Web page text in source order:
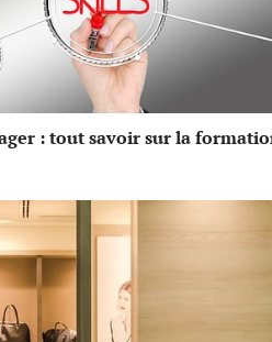
: tout savoir sur la